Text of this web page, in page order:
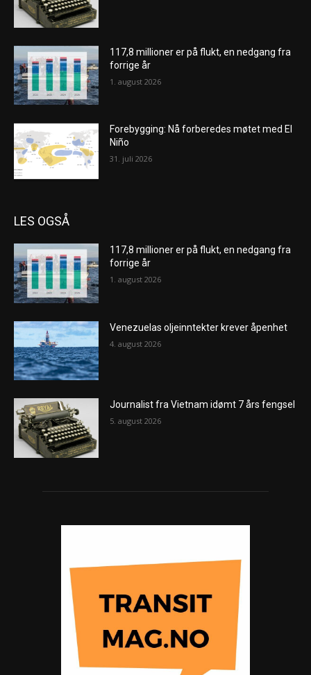
117,8 millioner er på flukt, en nedgang fra
forrige år
1. august 2026
Forebygging: Nå forberedes møtet med El
Niño
31. juli 2026
LES OGSÅ
117,8 millioner er på flukt, en nedgang fra
forrige år
1. august 2026
Venezuelas oljeinntekter krever åpenhet
4. august 2026
Journalist fra Vietnam idømt 7 års fengsel
5. august 2026